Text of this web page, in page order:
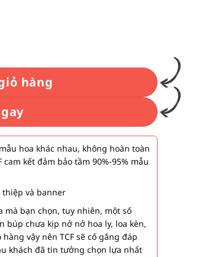
hàng
hoa khác nhau, không hoàn toàn
kết đảm bảo tầm 90%-95% mẫu
và banner
mà bạn chọn, tuy nhiên, một số
búp chưa kịp nở nở hoa ly, loa kèn,
vậy nên TCF sẽ cố gắng đáp
khách đã tin tưởng chọn lựa nhất